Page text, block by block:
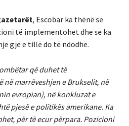
, Escobar ka thënë se
të implementohet dhe se ka
gjë e tillë do të ndodhë.
që duhet të
në marrëveshjen e Brukselit, në
evropian), në konkluzat e
pjesë e politikës amerikane. Ka
për të ecur përpara. Pozicioni